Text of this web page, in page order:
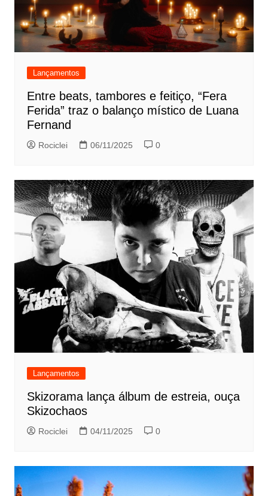
Lançamentos
Entre beats, tambores e feitiço, “Fera
Ferida” traz o balanço místico de Luana
Fernand
Rociclei 06/11/2025 0
Lançamentos
Skizorama lança álbum de estreia, ouça
Skizochaos
Rociclei 04/11/2025 0